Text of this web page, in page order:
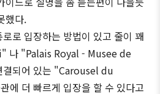
했다.
로 입장하는 방법이 있고 줄이 꽤
나 "Palais Royal - Musee de
되어 있는 "Carousel du
에 더 빠르게 입장을 할 수 있다고